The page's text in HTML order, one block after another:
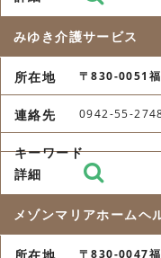
みゆき介護サービス
〒830-0051
0942-55-
メゾンマリアホームヘ
〒830-0047